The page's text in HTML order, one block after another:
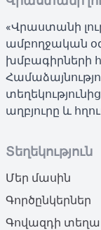
«Վրաստանի
ամբողջական
խմբագիրների
աղբյուրը և
Տեղեկություն
Մեր մասին
Գործընկերներ
Գովազդի